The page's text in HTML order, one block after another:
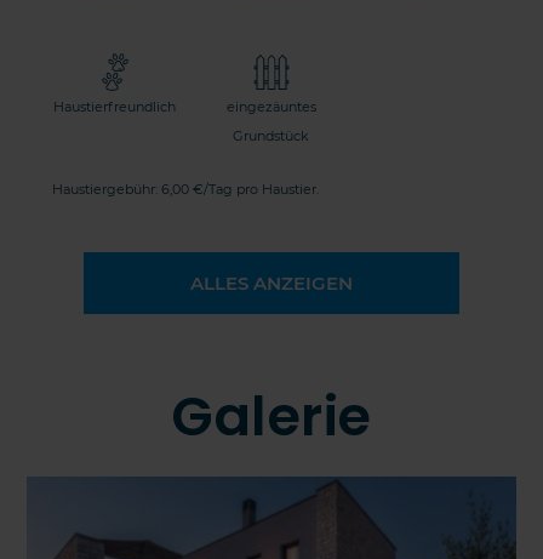
Haustierfreundlich
eingezäuntes
Grundstück
Haustiergebühr: 6,00 €/Tag pro Haustier.
ALLES ANZEIGEN
Galerie